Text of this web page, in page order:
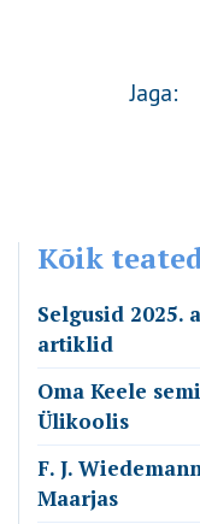
Jaga:
Kõik
Selgusid 2025.
artiklid
Oma Keele
Ülikoolis
F. J.
Maarjas